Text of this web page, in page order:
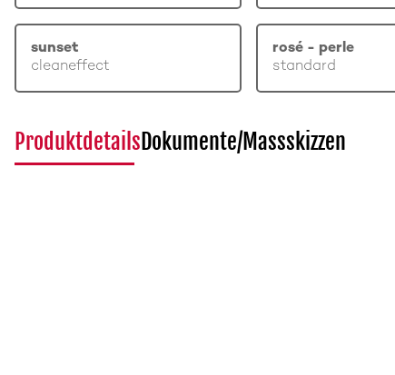
sunset
cleaneffect
rosé - perle
standard
ProduktdetailsDokumente/Massskizzen